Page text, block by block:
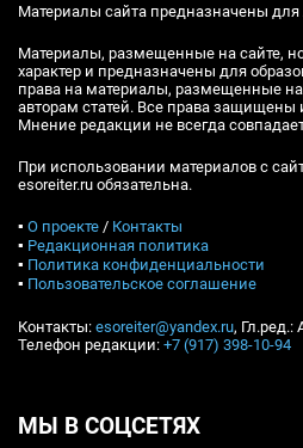
Материалы сайта предназначены для
Материалы, размещенные на сайте,
характер и предназначены для
права на материалы, размещенные
авторам статей. Все права защищены
Мнение редакции не всегда
При использовании материалов с
esoreiter.ru обязательна.
▪ О проекте / Контакты
▪ Редакционная политика
▪ Политика конфиденциальности
▪ Пользовательское соглашение
Контакты: esoreiter@yandex.ru,
Телефон редакции: +7 (917) 398-10-94
МЫ В СОЦСЕТЯХ